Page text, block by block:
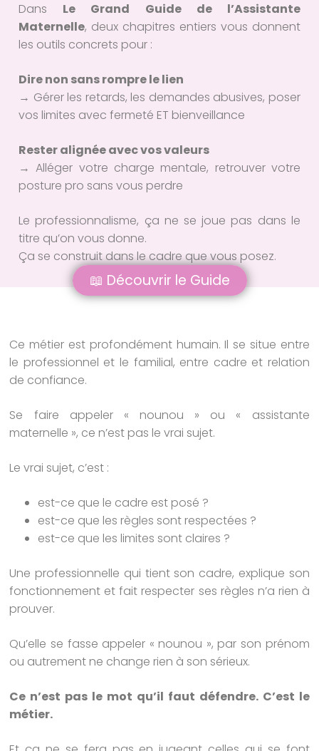
Dans Le Grand Guide de l’Assistante
Maternelle, deux chapitres entiers vous donnent
les outils concrets pour :
Dire non sans rompre le lien
→ Gérer les retards, les demandes abusives, poser
vos limites avec fermeté ET bienveillance
Rester alignée avec vos valeurs
→ Alléger votre charge mentale, retrouver votre
posture pro sans vous perdre
Le professionnalisme, ça ne se joue pas dans le
titre qu’on vous donne.
Ça se construit dans le cadre que vous posez.
📖 Découvrir le Guide
Ce métier est profondément humain. Il se situe entre
le professionnel et le familial, entre cadre et relation
de confiance.
Se faire appeler « nounou » ou « assistante
maternelle », ce n’est pas le vrai sujet.
Le vrai sujet, c’est :
est-ce que le cadre est posé ?
est-ce que les règles sont respectées ?
est-ce que les limites sont claires ?
Une professionnelle qui tient son cadre, explique son
fonctionnement et fait respecter ses règles n’a rien à
prouver.
Qu’elle se fasse appeler « nounou », par son prénom
ou autrement ne change rien à son sérieux.
Ce n’est pas le mot qu’il faut défendre. C’est le
métier.